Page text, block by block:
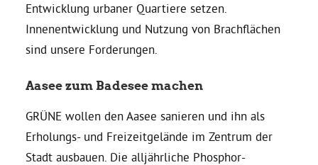
Entwicklung urbaner Quartiere setzen.
Innenentwicklung und Nutzung von Brachflächen
sind unsere Forderungen.
Aasee zum Badesee machen
GRÜNE wollen den Aasee sanieren und ihn als
Erholungs- und Freizeitgelände im Zentrum der
Stadt ausbauen. Die alljährliche Phosphor-